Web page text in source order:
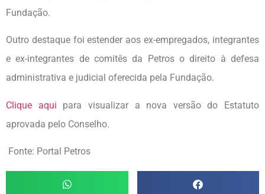
Fundação.
Outro destaque foi estender aos ex-empregados, integrantes
e ex-integrantes de comitês da Petros o direito à defesa
administrativa e judicial oferecida pela Fundação.
Clique aqui para visualizar a nova versão do Estatuto
aprovada pelo Conselho.
Fonte: Portal Petros